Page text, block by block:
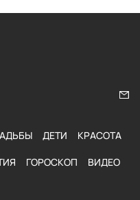
ДЕТИ КРАСОТА
ГОРОСКОП ВИДЕО